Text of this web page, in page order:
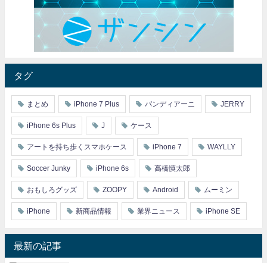
タグ
まとめ iPhone 7 Plus パンディアーニ JERRY
iPhone 6s Plus J ケース
アートを持ち歩くスマホケース iPhone 7 WAYLLY
Soccer Junky iPhone 6s 高橋慎太郎
おもしろグッズ ZOOPY Android ムーミン
iPhone 新商品情報 業界ニュース iPhone SE
最新の記事